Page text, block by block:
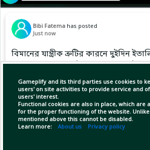
Gameplify and its third parties use cookies to
users' on site activities to provide service and
users' interest.
Functional cookies are also in place, which are
for the proper functioning of the website.
mentioned above this cannot be disabled.
Learn more: About us Privacy policy
Bibi Fatema has posted
Just now
বিমানের যান্ত্রীক ত্রুটির কারনে দুইদিন
থাকার পর বেলা ১২টায় বাংলাদেশে
শাহ!!
Copy Link Open